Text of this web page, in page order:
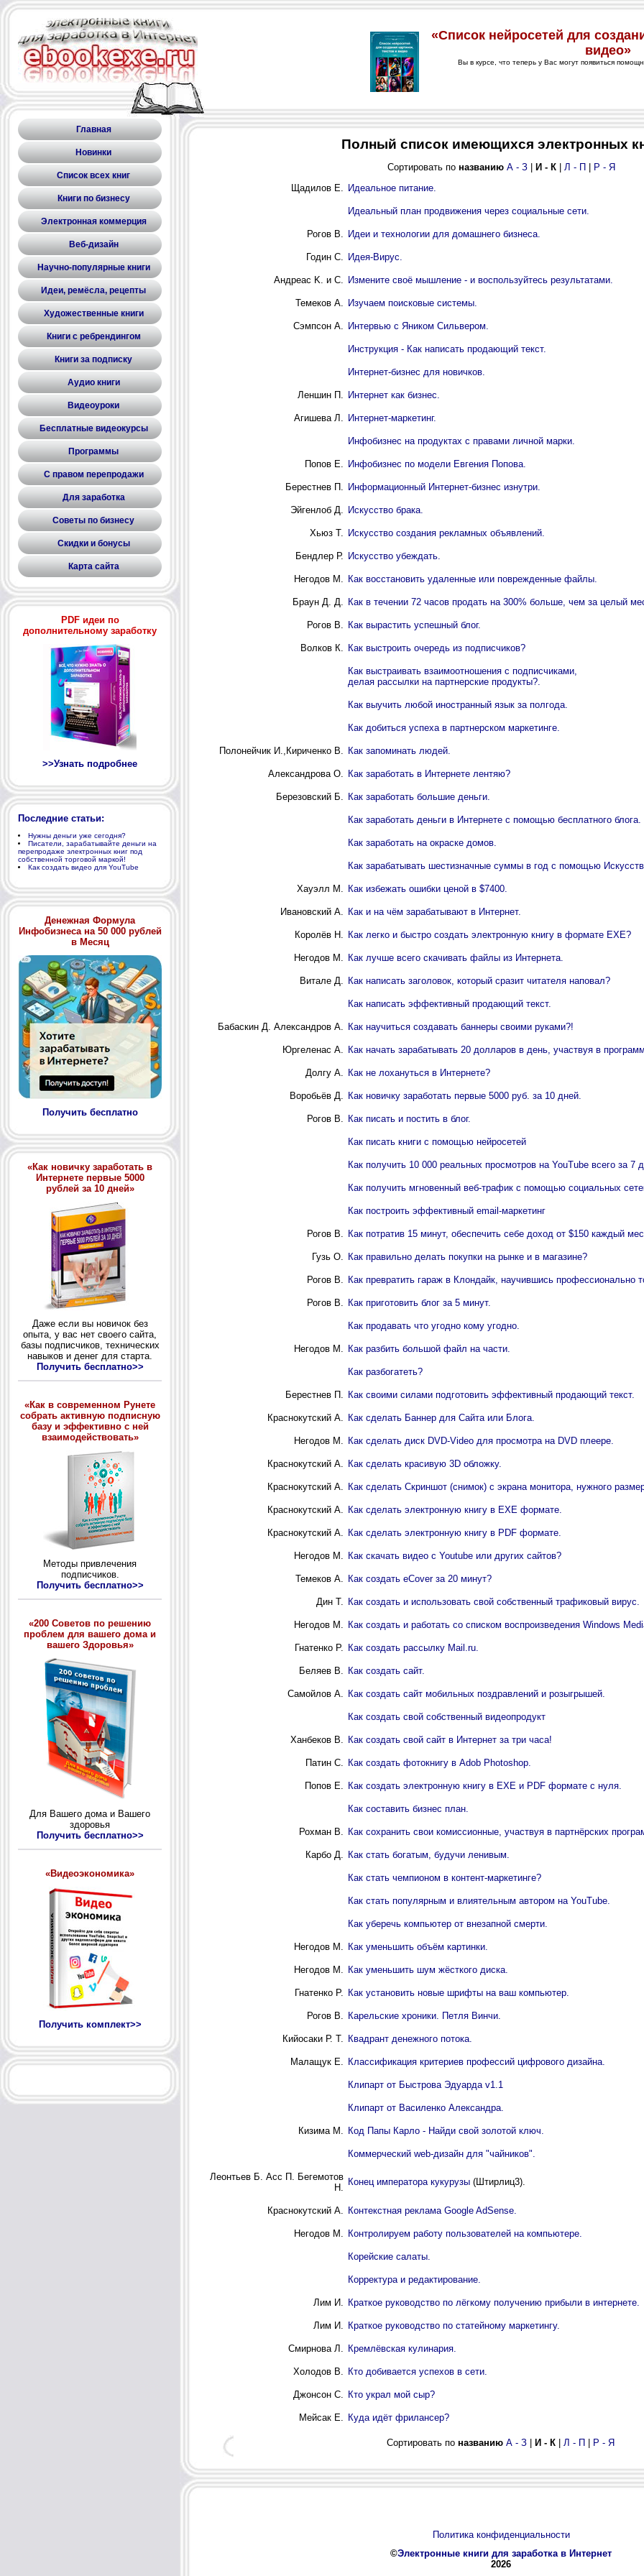
Главная
Новинки
Список всех книг
Книги по бизнесу
Электронная коммерция
Веб-дизайн
Научно-популярные книги
Идеи, ремёсла, рецепты
Художественные книги
Книги с ребрендингом
Книги за подписку
Аудио книги
Видеоуроки
Бесплатные видеокурсы
Программы
С правом перепродажи
Для заработка
Советы по бизнесу
Скидки и бонусы
Карта сайта
PDF идеи по
дополнительному заработку
>>Узнать подробнее
Последние статьи:
Нужны деньги уже сегодня?
Писатели, зарабатывайте деньги на
перепродаже электронных книг под
собственной торговой маркой!
Как создать видео для YouTube
Денежная Формула
Инфобизнеса на 50 000 рублей
в Месяц
Получить бесплатно
«Как новичку заработать в
Интернете первые 5000
рублей за 10 дней»
Даже если вы новичок без
опыта, у вас нет своего сайта,
базы подписчиков, технических
навыков и денег для старта.
Получить бесплатно>>
«Как в современном Рунете
собрать активную подписную
базу и эффективно с ней
взаимодействовать»
Методы привлечения
подписчиков.
Получить бесплатно>>
«200 Советов по решению
проблем для вашего дома и
вашего Здоровья»
Для Вашего дома и Вашего
здоровья
Получить бесплатно>>
«Видеоэкономика»
Получить комплект>>
Полный список имеющихся электронных
Сортировать по названию А - З| И - К| Л - П| Р - Я
Щадилов Е.
Идеальное питание.
Идеальный план продвижения через социальные сети.
Рогов В. Идеи и технологии для домашнего бизнеса.
Годин С. Идея-Вирус.
Андреас K. и С. Измените своё мышление - и воспользуйтесь результатами.
Темеков А. Изучаем поисковые системы.
Сэмпсон А. Интервью с Яником Сильвером.
Инструкция - Как написать продающий текст.
Интернет-бизнес для новичков.
Леншин П. Интернет как бизнес.
Агишева Л. Интернет-маркетинг.
Инфобизнес на продуктах с правами личной марки.
Попов Е. Инфобизнес по модели Евгения Попова.
Берестнев П. Информационный Интернет-бизнес изнутри.
Эйгенлоб Д. Искусство брака.
Хьюз Т. Искусство создания рекламных объявлений.
Бендлер Р. Искусство убеждать.
Негодов М. Как восстановить удаленные или поврежденные файлы.
Браун Д. Д. Как в течении 72 часов продать на 300% больше, чем за целый
Рогов В. Как вырастить успешный блог.
Волков К. Как выстроить очередь из подписчиков?
Как выстраивать взаимоотношения с подписчиками,
делая рассылки на партнерские продукты?.
Как выучить любой иностранный язык за полгода.
Как добиться успеха в партнерском маркетинге.
Полонейчик И.,Кириченко В. Как запоминать людей.
Александрова О. Как заработать в Интернете лентяю?
Березовский Б. Как заработать большие деньги.
Как заработать деньги в Интернете с помощью бесплатного блога.
Как заработать на окраске домов.
Как зарабатывать шестизначные суммы в год с помощью
Хауэлл М. Как избежать ошибки ценой в $7400.
Ивановский А. Как и на чём зарабатывают в Интернет.
Королёв Н. Как легко и быстро создать электронную книгу в формате EXE?
Негодов М. Как лучше всего скачивать файлы из Интернета.
Витале Д. Как написать заголовок, который сразит читателя наповал?
Как написать эффективный продающий текст.
Бабаскин Д. Александров А. Как научиться создавать баннеры своими руками?!
Юргеленас А. Как начать зарабатывать 20 долларов в день, участвуя в
Долгу А. Как не лохануться в Интернете?
Воробьёв Д. Как новичку заработать первые 5000 руб. за 10 дней.
Рогов В. Как писать и постить в блог.
Как писать книги с помощью нейросетей
Как получить 10 000 реальных просмотров на YouTube всего за 7
Как получить мгновенный веб-трафик с помощью социальных
Как построить эффективный email-маркетинг
Рогов В. Как потратив 15 минут, обеспечить себе доход от $150 каждый
Гузь О. Как правильно делать покупки на рынке и в магазине?
Рогов В. Как превратить гараж в Клондайк, научившись профессионально
Рогов В. Как приготовить блог за 5 минут.
Как продавать что угодно кому угодно.
Негодов М. Как разбить большой файл на части.
Как разбогатеть?
Берестнев П. Как своими силами подготовить эффективный продающий текст.
Краснокутский A. Как сделать Баннер для Сайта или Блога.
Негодов М. Как сделать диск DVD-Video для просмотра на DVD плеере.
Краснокутский A. Как сделать красивую 3D обложку.
Краснокутский A. Как сделать Скриншот (снимок) с экрана монитора, нужного
Краснокутский A. Как сделать электронную книгу в ЕХЕ формате.
Краснокутский A. Как сделать электронную книгу в PDF формате.
Негодов М. Как скачать видео с Youtube или других сайтов?
Темеков А. Как создать eCover за 20 минут?
Дин Т. Как создать и использовать свой собственный трафиковый вирус.
Негодов М. Как создать и работать со списком воспроизведения Windows
Гнатенко P. Как создать рассылку Mail.ru.
Беляев B. Как создать сайт.
Самойлов А. Как создать сайт мобильных поздравлений и розыгрышей.
Как создать свой собственный видеопродукт
Ханбеков В. Как создать свой сайт в Интернет за три часа!
Патин C. Как создать фотокнигу в Adob Photoshop.
Попов Е. Как создать электронную книгу в EXE и PDF формате с нуля.
Как составить бизнес план.
Рохман В. Как сохранить свои комиссионные, участвуя в партнёрских
Карбо Д. Как стать богатым, будучи ленивым.
Как стать чемпионом в контент-маркетинге?
Как стать популярным и влиятельным автором на YouTube.
Как уберечь компьютер от внезапной смерти.
Негодов М. Как уменьшить объём картинки.
Негодов М. Как уменьшить шум жёсткого диска.
Гнатенко P. Как установить новые шрифты на ваш компьютер.
Рогов В. Карельские хроники. Петля Винчи.
Кийосаки Р. Т. Квадрант денежного потока.
Малащук Е. Классификация критериев профессий цифрового дизайна.
Клипарт от Быстрова Эдуарда v1.1
Клипарт от Василенко Александра.
Кизима М. Код Папы Карло - Найди свой золотой ключ.
Коммерческий web-дизайн для "чайников".
Леонтьев Б. Асс П. Бегемотов
Н.
Конец императора кукурузы (Штирлиц3).
Краснокутский A. Контекстная реклама Google AdSense.
Негодов М. Контролируем работу пользователей на компьютере.
Корейские салаты.
Корректура и редактирование.
Лим И. Краткое руководство по лёгкому получению прибыли в интернете.
Лим И. Краткое руководство по статейному маркетингу.
Смирнова Л. Кремлёвская кулинария.
Холодов В. Кто добивается успехов в сети.
Джонсон С. Кто украл мой сыр?
Мейсак Е. Куда идёт фрилансер?
Сортировать по названию А - З | И - К | Л - П | Р - Я
Политика конфиденциальности
©Электронные книги для заработка в Интернет
2026